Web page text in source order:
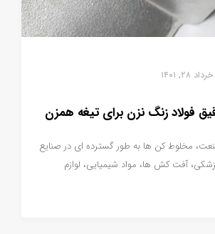
خرداد ۲۸, ۱۴۰۱
فولاد زنگ نزن برای تیغه همزن
مخلوط کن ها به طور گسترده ای در صنایع
آفت کش ها، مواد شیمیایی، لوازم